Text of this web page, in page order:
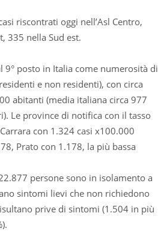
riscontrati oggi nell’Asl Centro,
335 nella Sud est.
9° posto in Italia come numerosità di
e non residenti), con circa
abitanti (media italiana circa 977
Le province di notifica con il tasso
con 1.324 casi x100.000
Prato con 1.178, la più bassa
persone sono in isolamento a
sintomi lievi che non richiedono
prive di sintomi (1.504 in più